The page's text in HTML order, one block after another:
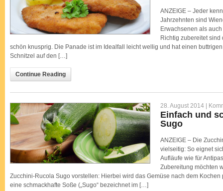
ANZEIGE – Jeder
Jahrzehnten sind
Erwachsenen als
Richtig zubereitet
schön knusprig. Die Panade ist im Idealfall leicht wellig und hat einen
Schnitzel auf den […]
Continue Reading
28. August 2014 |
Einfach und
Sugo
ANZEIGE – Die
vielseitig: So eignet
Aufläufe wie für
Zubereitung möchten
Zucchini-Rucola Sugo vorstellen: Hierbei wird das Gemüse nach dem
eine schmackhafte Soße („Sugo“ bezeichnet im […]